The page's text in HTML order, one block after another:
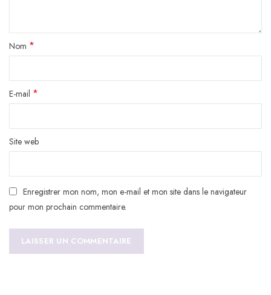
Nom *
E-mail *
Site web
Enregistrer mon nom, mon e-mail et mon site dans le navigateur
pour mon prochain commentaire.